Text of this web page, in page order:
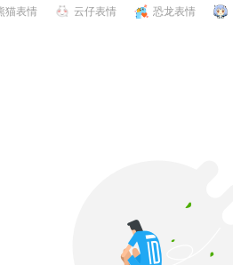
猫表情 云仔表情 恐龙表情